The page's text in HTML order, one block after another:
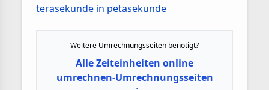
terasekunde in petasekunde
Weitere Umrechnungsseiten benötigt?
Alle Zeiteinheiten online
umrechnen-Umrechnungsseiten